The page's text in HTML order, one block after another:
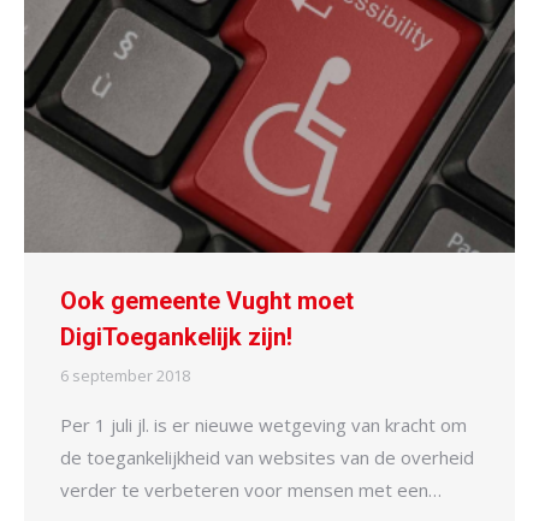
Ook gemeente Vught moet
DigiToegankelijk zijn!
6 september 2018
Per 1 juli jl. is er nieuwe wetgeving van kracht om
de toegankelijkheid van websites van de overheid
verder te verbeteren voor mensen met een…